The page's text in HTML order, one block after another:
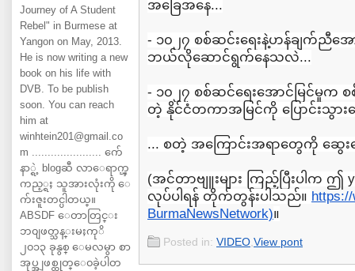
Journey of A Student
Rebel" in Burmese at
Yangon on May, 2013.
He is now writing a new
book on his life with
DVB. To be publish
soon. You can reach
him at
winhtein201@gmail.co
m ...................... က်ေ
နာ္ရဲ့ blogဆီ လာေရာက္ၾ
ကည့္ရႈ သူအားလုံးကို ေ
က်းဇူးတင္ပါတယ္။
ABSDF ေတာတြင္း
ဘ၀ျဖတ္သန္းမႈကုိ
၂၀၁၃ ခုနွစ္ ေမလမွာ စာ
အုပ္အျဖစ္ထုတ္ေ၀ခဲ့ပါတ
အခြေအနေ...
- ၁၀၂၇ စစ်ဆင်းရေးနဲ့ဟန်ချက်ညီအ
ဘယ်လိုဆောင်ရွက်နေသလဲ...
- ၁၀၂၇ စစ်ဆင်ရေးအောင်မြင်မှုက
တဲ့ နိုင်ငံတကာအမြင်ကို ပြောင်းသွား
... စတဲ့ အကြောင်းအရာတွေကို ဆွေး
(အင်တာဗျူးများ ကြည့်ပြီးပါက ဤ
လုပ်ပါရန် တိုက်တွန်းပါသည်။
BurmaNewsNetwork)။
Posted in: VIDEO View pont